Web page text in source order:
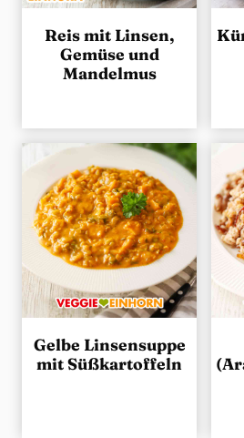
Reis mit Linsen,
Gemüse und
Mandelmus
Gelbe Linsensuppe
mit Süßkartoffeln